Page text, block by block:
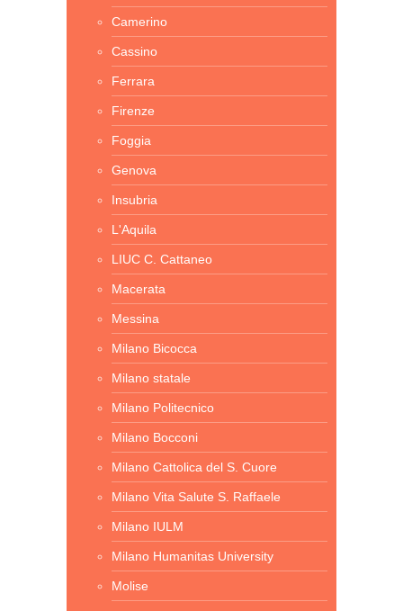
Camerino
Cassino
Ferrara
Firenze
Foggia
Genova
Insubria
L'Aquila
LIUC C. Cattaneo
Macerata
Messina
Milano Bicocca
Milano statale
Milano Politecnico
Milano Bocconi
Milano Cattolica del S. Cuore
Milano Vita Salute S. Raffaele
Milano IULM
Milano Humanitas University
Molise